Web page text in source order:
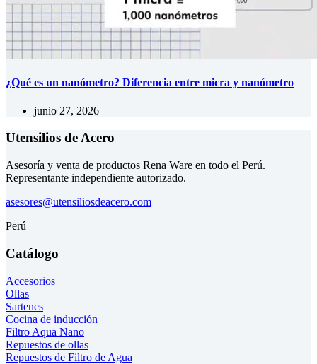
¿Qué es un nanómetro? Diferencia entre micra y nanómetro
junio 27, 2026
Utensilios de Acero
Asesoría y venta de productos Rena Ware en todo el Perú.
Representante independiente autorizado.
asesores@utensiliosdeacero.com
Perú
Catálogo
Accesorios
Ollas
Sartenes
Cocina de inducción
Filtro Aqua Nano
Repuestos de ollas
Repuestos de Filtro de Agua